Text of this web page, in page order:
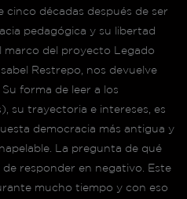
cinco décadas después de ser
pedagógica y su libertad
marco del proyecto Legado
Restrepo, nos devuelve
forma de leer a los
su trayectoria e intereses, es
democracia más antigua y
La pregunta de qué
de responder en negativo. Este
mucho tiempo y con eso